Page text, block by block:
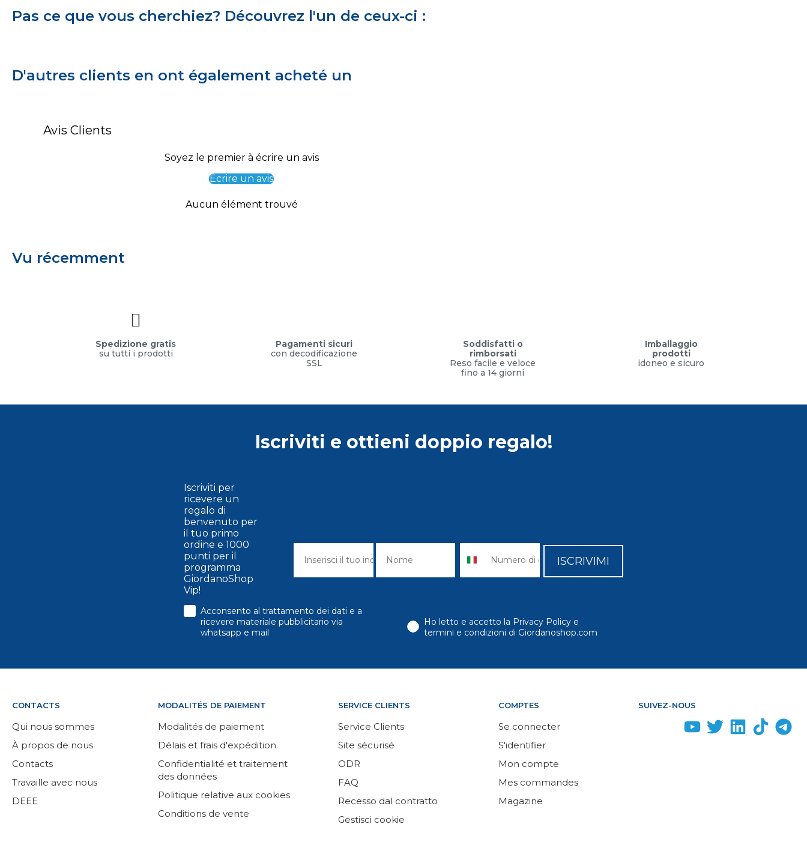
Pas ce que vous cherchiez? Découvrez l'un de ceux-ci :
D'autres clients en ont également acheté un
Avis Clients
Soyez le premier à écrire un avis
Écrire un avis
Aucun élément trouvé
Vu récemment
Spedizione gratis
su tutti i prodotti
Pagamenti sicuri
con decodificazione
SSL
Soddisfatti o
rimborsati
Reso facile e veloce
fino a 14 giorni
Imballaggio
prodotti
idoneo e sicuro
Iscriviti e ottieni doppio regalo!
Iscriviti per
ricevere un
regalo di
benvenuto per
il tuo primo
ordine e 1000
punti per il
programma
GiordanoShop
Vip!
ISCRIVIMI
consenso
Acconsento al trattamento dei dati e a
ricevere materiale pubblicitario via
whatsapp e mail
Ho letto e accetto la Privacy Policy e
termini e condizioni di Giordanoshop.com
CONTACTS
Qui nous sommes
À propos de nous
Contacts
Travaille avec nous
DEEE
MODALITÉS DE PAIEMENT
Modalités de paiement
Délais et frais d'expédition
Confidentialité et traitement
des données
Politique relative aux cookies
Conditions de vente
SERVICE CLIENTS
Service Clients
Site sécurisé
ODR
FAQ
Recesso dal contratto
Gestisci cookie
COMPTES
Se connecter
S'identifier
Mon compte
Mes commandes
Magazine
SUIVEZ-NOUS